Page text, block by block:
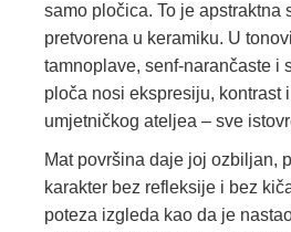
samo pločica. To je apstraktna
pretvorena u keramiku. U
tamnoplave, senf-narančaste i
ploča nosi ekspresiju, kontrast
umjetničkog ateljea – sve
Mat površina daje joj ozbiljan,
karakter bez refleksije i bez
poteza izgleda kao da je